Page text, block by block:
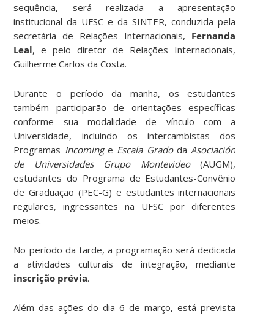
sequência, será realizada a apresentação
institucional da UFSC e da SINTER, conduzida pela
secretária de Relações Internacionais, Fernanda
Leal, e pelo diretor de Relações Internacionais,
Guilherme Carlos da Costa.
Durante o período da manhã, os estudantes
também participarão de orientações específicas
conforme sua modalidade de vínculo com a
Universidade, incluindo os intercambistas dos
Programas Incominge Escala Grado da Asociación
de Universidades Grupo Montevideo(AUGM),
estudantes do Programa de Estudantes-Convênio
de Graduação (PEC-G) e estudantes internacionais
regulares, ingressantes na UFSC por diferentes
meios.
No período da tarde, a programação será dedicada
a atividades culturais de integração, mediante
inscrição prévia.
Além das ações do dia 6 de março, está prevista